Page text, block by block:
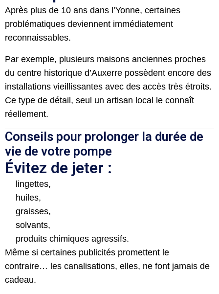
Après plus de 10 ans dans l’Yonne, certaines
problématiques deviennent immédiatement
reconnaissables.
Par exemple, plusieurs maisons anciennes proches
du centre historique d’Auxerre possèdent encore des
installations vieillissantes avec des accès très étroits.
Ce type de détail, seul un artisan local le connaît
réellement.
Conseils pour prolonger la durée de
vie de votre pompe
Évitez de jeter :
lingettes,
huiles,
graisses,
solvants,
produits chimiques agressifs.
Même si certaines publicités promettent le
contraire… les canalisations, elles, ne font jamais de
cadeau.